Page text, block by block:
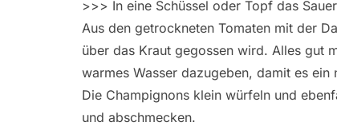
>>> In eine Schüssel oder Topf das
Aus den getrockneten Tomaten mit der
über das Kraut gegossen wird. Alles gut
warmes Wasser dazugeben, damit es
Die Champignons klein würfeln und
und abschmecken.